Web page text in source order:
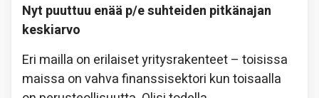
Nyt puuttuu enää p/e suhteiden pitkänajan
keskiarvo
Eri mailla on erilaiset yritysrakenteet – toisissa
maissa on vahva finanssisektori kun toisaalla